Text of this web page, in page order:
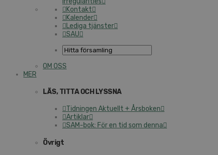
Kontakt
Kalender
Lediga tjänster
SAU
OM OSS
MER
LÄS, TITTA OCH LYSSNA
Tidningen Aktuellt + Årsboken
Artiklar
SAM-bok: För en tid som denna
Övrigt